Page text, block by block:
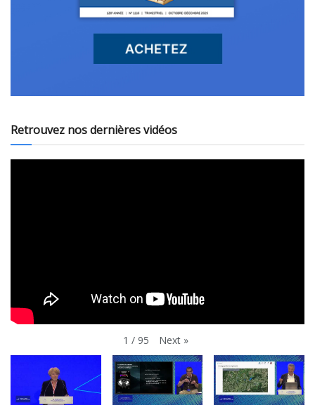
Retrouvez nos dernières vidéos
1 / 95 Next »